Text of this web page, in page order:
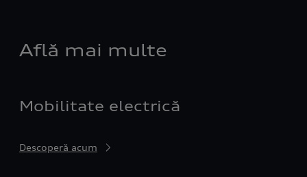
Află mai multe
Mobilitate electrică
Descoperă acum